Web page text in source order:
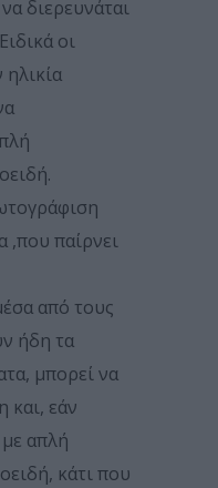
διερευνάται
οι
,που παίρνει
από τους
ήδη τα
μπορεί να
και, εάν
απλή
κάτι που